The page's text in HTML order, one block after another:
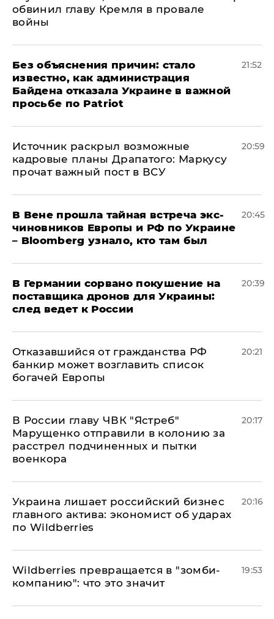
обвинил главу Кремля в провале
войны
Без объяснения причин: стало
известно, как администрация
Байдена отказала Украине в важной
просьбе по Patriot
21:52
​Источник раскрыл возможные
кадровые планы Драпатого: Маркусу
прочат важный пост в ВСУ
20:59
В Вене прошла тайная встреча экс-
чиновников Европы и РФ по Украине
– Bloomberg узнало, кто там был
20:45
​В Германии сорвано покушение на
поставщика дронов для Украины:
след ведет к России
20:39
Отказавшийся от гражданства РФ
банкир может возглавить список
богачей Европы
20:21
В России главу ЧВК "Ястреб"
Марущенко отправили в колонию за
расстрел подчиненных и пытки
военкора
20:17
​Украина лишает российский бизнес
главного актива: экономист об ударах
по Wildberries
20:16
Wildberries превращается в "зомби-
компанию": что это значит
19:53